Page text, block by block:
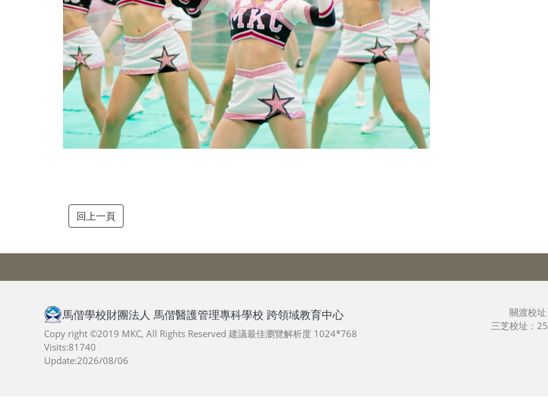
回上一頁
馬偕學校財團法人 馬偕醫護管理專科學校 跨領域教育中心
Copy right ©2019 MKC, All Rights Reserved 建議最佳瀏覽解析度 1024*768
Visits:81740
Update:2026/08/06
關渡校
三芝校址：